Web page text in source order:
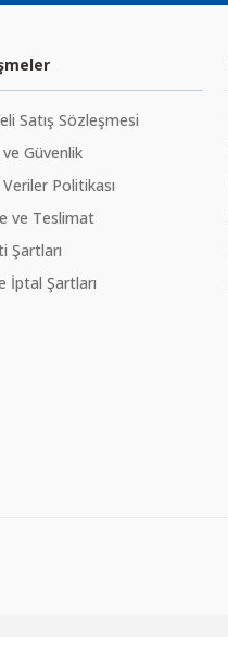
Satış Sözleşmesi
Güvenlik
Politikası
ve Teslimat
Şartları
İptal Şartları